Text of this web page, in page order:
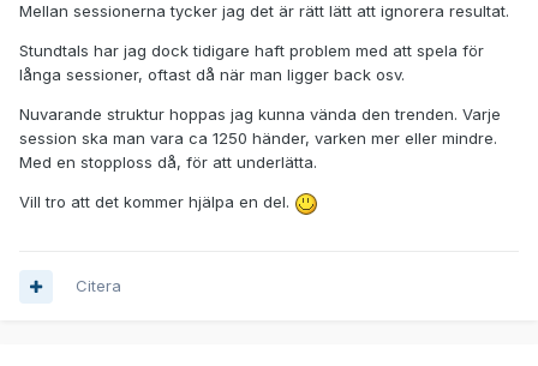
Mellan sessionerna tycker jag det är rätt lätt att ignorera resultat.
Stundtals har jag dock tidigare haft problem med att spela för
långa sessioner, oftast då när man ligger back osv.
Nuvarande struktur hoppas jag kunna vända den trenden. Varje
session ska man vara ca 1250 händer, varken mer eller mindre.
Med en stopploss då, för att underlätta.
Vill tro att det kommer hjälpa en del.
Citera